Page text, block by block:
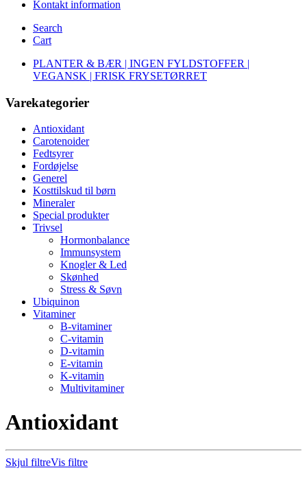
Kontakt information
Search
Cart
PLANTER & BÆR | INGEN FYLDSTOFFER |
VEGANSK | FRISK FRYSETØRRET
Varekategorier
Antioxidant
Carotenoider
Fedtsyrer
Fordøjelse
Generel
Kosttilskud til børn
Mineraler
Special produkter
Trivsel
Hormonbalance
Immunsystem
Knogler & Led
Skønhed
Stress & Søvn
Ubiquinon
Vitaminer
B-vitaminer
C-vitamin
D-vitamin
E-vitamin
K-vitamin
Multivitaminer
Antioxidant
Skjul filtreVis filtre